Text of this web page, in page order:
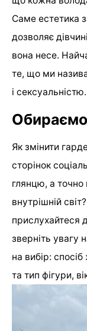
Саме естетика
дозволяє
вона несе.
те, що ми
і сексуальністю.
Як змінити
сторінок
глянцю, а
внутрішній
прислухайтеся
зверніть увагу
на вибір:
та тип фігури,